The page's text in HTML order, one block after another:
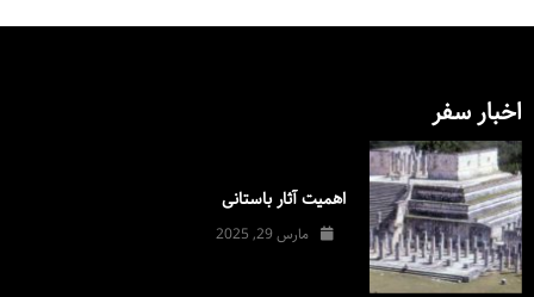
اخبار سفر
اهمیت آثار باستانی
مارس 29, 2025